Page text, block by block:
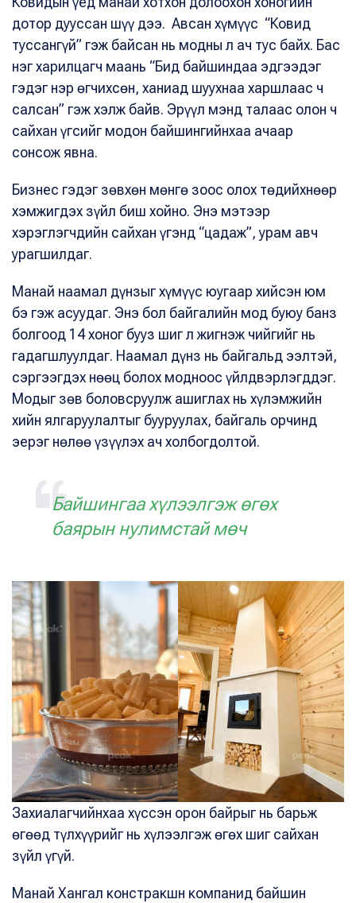
дотор дууссан шүү дээ. Авсан хүмүүс “Ковид
туссангүй” гэж байсан нь модны л ач тус байх. Бас
нэг харилцагч маань “Бид байшиндаа эдгээдэг
гэдэг нэр өгчихсөн, ханиад шуухнаа харшлаас ч
салсан” гэж хэлж байв. Эрүүл мэнд талаас олон ч
сайхан үгсийг модон байшингийнхаа ачаар
сонсож явна.
Бизнес гэдэг зөвхөн мөнгө зоос олох төдийхнөөр
хэмжигдэх зүйл биш хойно. Энэ мэтээр
хэрэглэгчдийн сайхан үгэнд “цадаж”, урам авч
урагшилдаг.
Манай наамал дүнзыг хүмүүс юугаар хийсэн юм
бэ гэж асуудаг. Энэ бол байгалийн мод буюу банз
болгоод 14 хоног бууз шиг л жигнэж чийгийг нь
гадагшлуулдаг. Наамал дүнз нь байгальд ээлтэй,
сэргээгдэх нөөц болох модноос үйлдвэрлэгддэг.
Модыг зөв боловсруулж ашиглах нь хүлэмжийн
хийн ялгаруулалтыг бууруулах, байгаль орчинд
эерэг нөлөө үзүүлэх ач холбогдолтой.
Байшингаа хүлээлгэж өгөх
баярын нулимстай мөч
Захиалагчийнхаа хүссэн орон байрыг нь барьж
өгөөд түлхүүрийг нь хүлээлгэж өгөх шиг сайхан
зүйл үгүй.
Манай Хангал констракшн компанид байшин